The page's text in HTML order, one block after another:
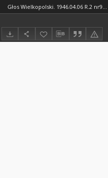
Głos Wielkopolski. 1946.04.06 R.2 nr94 Wyd.A